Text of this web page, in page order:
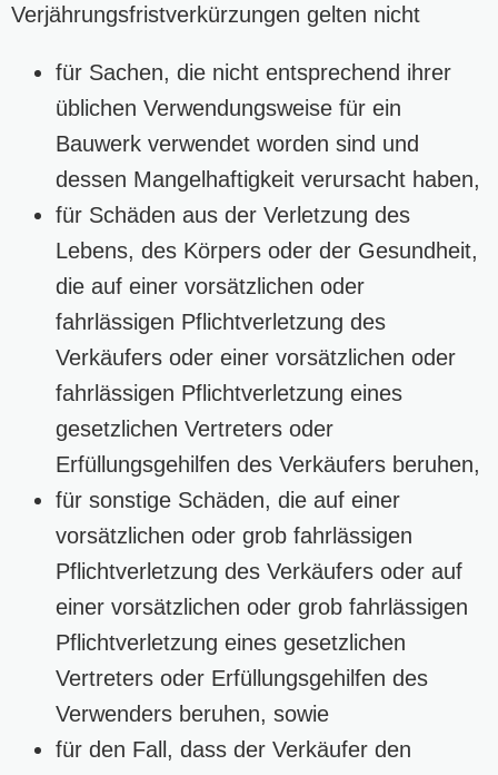
Verjährungsfristverkürzungen gelten nicht
für Sachen, die nicht entsprechend ihrer
üblichen Verwendungsweise für ein
Bauwerk verwendet worden sind und
dessen Mangelhaftigkeit verursacht haben,
für Schäden aus der Verletzung des
Lebens, des Körpers oder der Gesundheit,
die auf einer vorsätzlichen oder
fahrlässigen Pflichtverletzung des
Verkäufers oder einer vorsätzlichen oder
fahrlässigen Pflichtverletzung eines
gesetzlichen Vertreters oder
Erfüllungsgehilfen des Verkäufers beruhen,
für sonstige Schäden, die auf einer
vorsätzlichen oder grob fahrlässigen
Pflichtverletzung des Verkäufers oder auf
einer vorsätzlichen oder grob fahrlässigen
Pflichtverletzung eines gesetzlichen
Vertreters oder Erfüllungsgehilfen des
Verwenders beruhen, sowie
für den Fall, dass der Verkäufer den